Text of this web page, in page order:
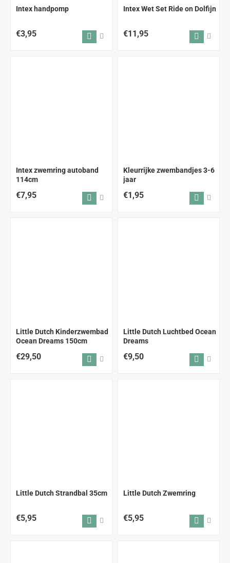
Intex handpomp
€3,95
Intex Wet Set Ride on Dolfijn
€11,95
Intex zwemring autoband
114cm
€7,95
Kleurrijke zwembandjes 3-6
jaar
€1,95
Little Dutch Kinderzwembad
Ocean Dreams 150cm
€29,50
Little Dutch Luchtbed Ocean
Dreams
€9,50
Little Dutch Strandbal 35cm
€5,95
Little Dutch Zwemring
€5,95